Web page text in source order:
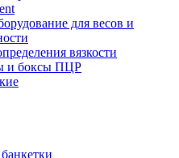
для весов и
вязкости
и боксы ПЦР